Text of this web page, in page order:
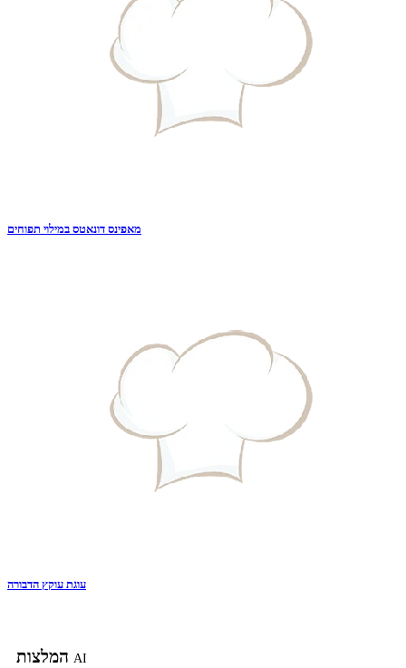
מאפינס דונאטס במילוי תפוחים
עוגת עוקץ הדבורה
AI